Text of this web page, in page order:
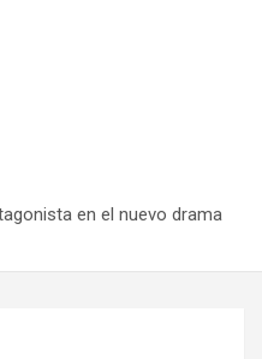
en el nuevo drama